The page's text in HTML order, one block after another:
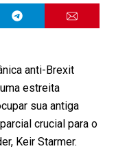
anti-Brexit
estreita
sua antiga
crucial para o
Keir Starmer.